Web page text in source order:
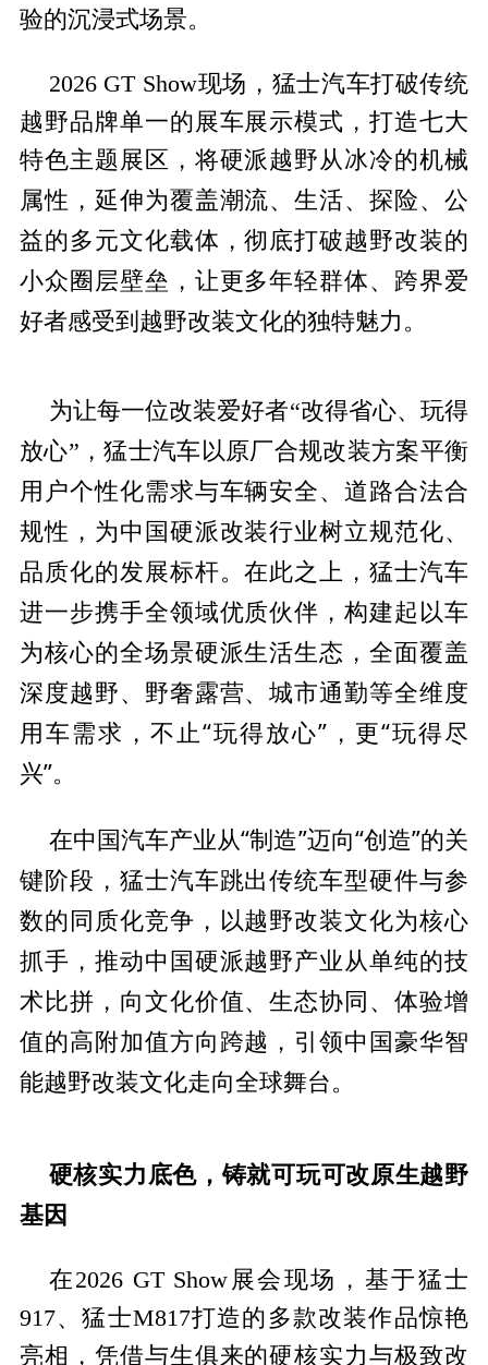
验的沉浸式场景。
2026 GT Show现场，猛士汽车打破传统
越野品牌单一的展车展示模式，打造七大
特色主题展区，将硬派越野从冰冷的机械
属性，延伸为覆盖潮流、生活、探险、公
益的多元文化载体，彻底打破越野改装的
小众圈层壁垒，让更多年轻群体、跨界爱
好者感受到越野改装文化的独特魅力。
为让每一位改装爱好者“改得省心、玩得
放心”，猛士汽车以原厂合规改装方案平衡
用户个性化需求与车辆安全、道路合法合
规性，为中国硬派改装行业树立规范化、
品质化的发展标杆。在此之上，猛士汽车
进一步携手全领域优质伙伴，构建起以车
为核心的全场景硬派生活生态，全面覆盖
深度越野、野奢露营、城市通勤等全维度
用车需求，不止“玩得放心”，更“玩得尽
兴”。
在中国汽车产业从“制造”迈向“创造”的关
键阶段，猛士汽车跳出传统车型硬件与参
数的同质化竞争，以越野改装文化为核心
抓手，推动中国硬派越野产业从单纯的技
术比拼，向文化价值、生态协同、体验增
值的高附加值方向跨越，引领中国豪华智
能越野改装文化走向全球舞台。
硬核实力底色，铸就可玩可改原生越野
基因
在2026 GT Show展会现场，基于猛士
917、猛士M817打造的多款改装作品惊艳
亮相，凭借与生俱来的硬核实力与极致改